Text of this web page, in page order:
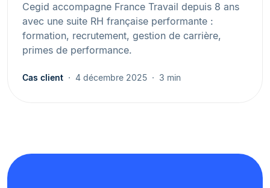
Cegid accompagne France Travail depuis 8 ans
avec une suite RH française performante :
formation, recrutement, gestion de carrière,
primes de performance.
Cas client 4 décembre 2025 3 min